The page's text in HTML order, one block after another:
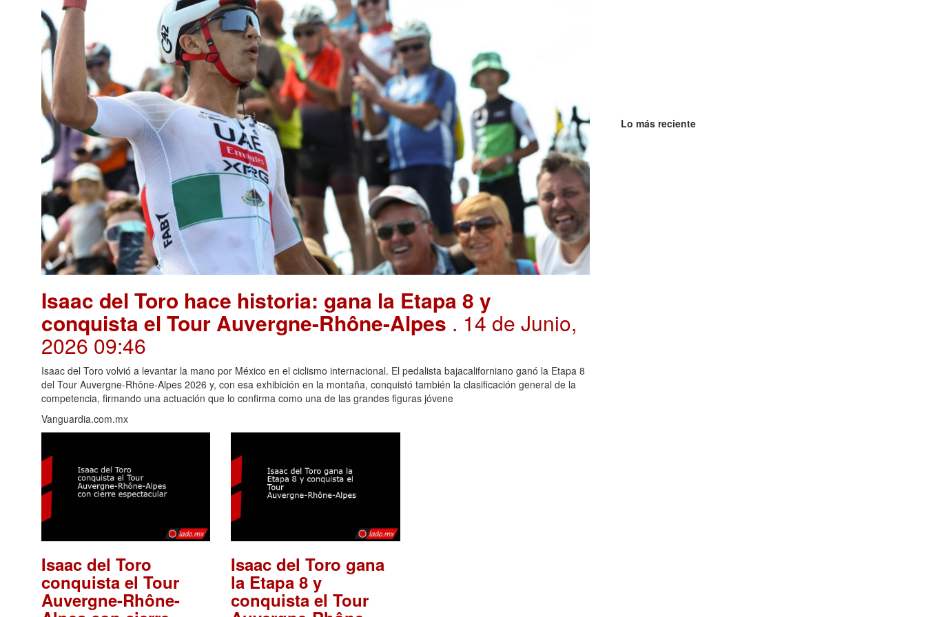
Isaac del Toro hace historia: gana la Etapa 8 y
conquista el Tour Auvergne-Rhône-Alpes . 14 de Junio,
2026 09:46
Isaac del Toro volvió a levantar la mano por México en el ciclismo internacional. El pedalista bajacaliforniano ganó la Etapa 8
del Tour Auvergne-Rhône-Alpes 2026 y, con esa exhibición en la montaña, conquistó también la clasificación general de la
competencia, firmando una actuación que lo confirma como una de las grandes figuras jóvene
Vanguardia.com.mx
Isaac del Toro
conquista el Tour
Auvergne-Rhône-
Isaac del Toro gana
la Etapa 8 y
conquista el Tour
Lo más reciente